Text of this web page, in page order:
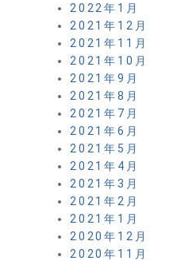
2022年1月
2021年12月
2021年11月
2021年10月
2021年9月
2021年8月
2021年7月
2021年6月
2021年5月
2021年4月
2021年3月
2021年2月
2021年1月
2020年12月
2020年11月